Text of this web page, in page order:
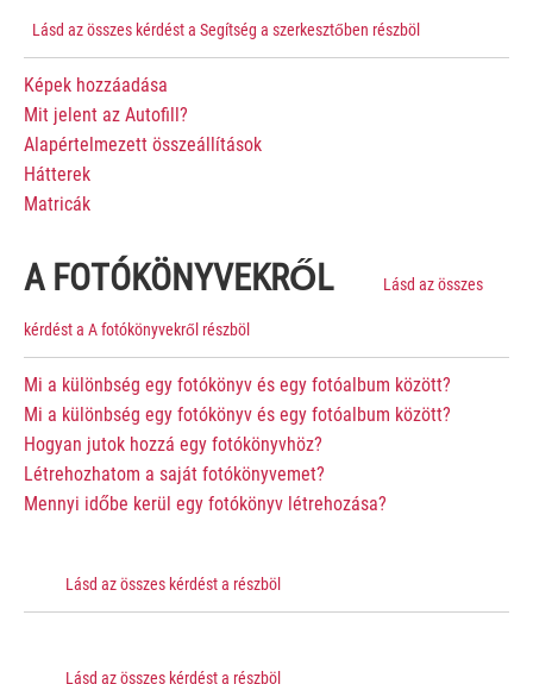
Lásd az összes kérdést a Segítség a szerkesztőben részböl
Képek hozzáadása
Mit jelent az Autofill?
Alapértelmezett összeállítások
Hátterek
Matricák
A FOTÓKÖNYVEKRŐL Lásd az összes
kérdést a A fotókönyvekről részböl
Mi a különbség egy fotókönyv és egy fotóalbum között?
Mi a különbség egy fotókönyv és egy fotóalbum között?
Hogyan jutok hozzá egy fotókönyvhöz?
Létrehozhatom a saját fotókönyvemet?
Mennyi időbe kerül egy fotókönyv létrehozása?
Lásd az összes kérdést a részböl
Lásd az összes kérdést a részböl